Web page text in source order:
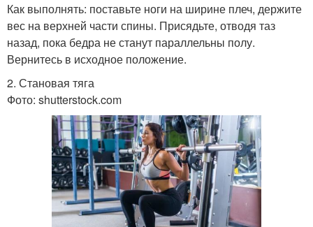
Как выполнять: поставьте ноги на ширине плеч, держите
вес на верхней части спины. Присядьте, отводя таз
назад, пока бедра не станут параллельны полу.
Вернитесь в исходное положение.
2. Становая тяга
Фото: shutterstock.com